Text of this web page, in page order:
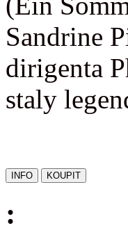
Sandrine
dirigenta
staly
: